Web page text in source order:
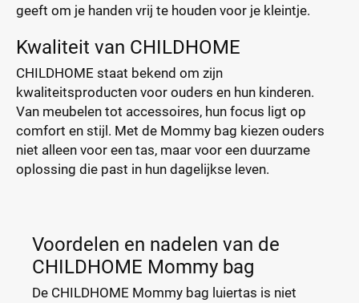
geeft om je handen vrij te houden voor je kleintje.
Kwaliteit van CHILDHOME
CHILDHOME staat bekend om zijn
kwaliteitsproducten voor ouders en hun kinderen.
Van meubelen tot accessoires, hun focus ligt op
comfort en stijl. Met de Mommy bag kiezen ouders
niet alleen voor een tas, maar voor een duurzame
oplossing die past in hun dagelijkse leven.
Voordelen en nadelen van de
CHILDHOME Mommy bag
De CHILDHOME Mommy bag luiertas is niet